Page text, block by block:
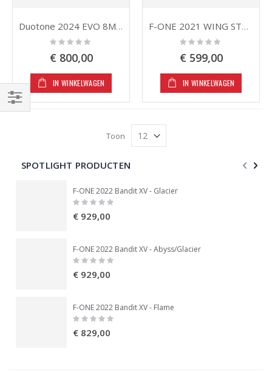
Duotone 2024 EVO 8M2 (kite only)
Rating:
0%
€ 800,00
IN WINKELWAGEN
F-ONE 2021 WING STRIKE - Mango 5.0 (RETRO) 2e Hands
Rating:
0%
€ 599,00
IN WINKELWAGEN
Toon
Filteren
SPOTLIGHT PRODUCTEN
F-ONE 2022 Bandit XV - Glacier
Rating:
€ 929,00
F-ONE 2022 Bandit XV - Abyss/Glacier
Rating:
€ 929,00
F-ONE 2022 Bandit XV - Flame
Rating:
€ 829,00